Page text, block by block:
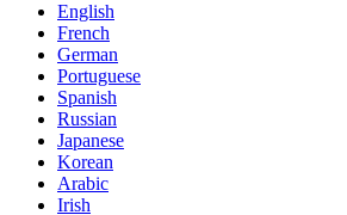
English
French
German
Portuguese
Spanish
Russian
Japanese
Korean
Arabic
Irish